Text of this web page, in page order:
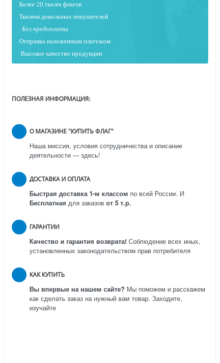
Более 20 тысяч флагов
Тысячи довольных покупателей
Без предоплаты
Отправка наложенным платежом
Высокое качество продукции
ПОЛЕЗНАЯ ИНФОРМАЦИЯ:
О МАГАЗИНЕ "КУПИТЬ ФЛАГ"
Наша миссия, условия сотрудничества и описание
деятельности — здесь!
ДОСТАВКА И ОПЛАТА
Быстрая доставка 1-м классом по всей России. И
Бесплатная для заказов от 5 т.р.
ГАРАНТИИ
Качество и гарантия возврата! Соблюдение всех иных,
установленных законодательством прав потребителя
КАК КУПИТЬ
Вы впервые на нашем сайте? Мы поможем и расскажем
как сделать заказ на нужный вам товар. Заходите,
изучайте